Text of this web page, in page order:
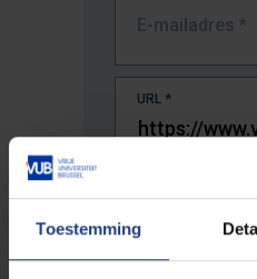
Toestemming
E-mailadres *
URL *
De volledige URL van